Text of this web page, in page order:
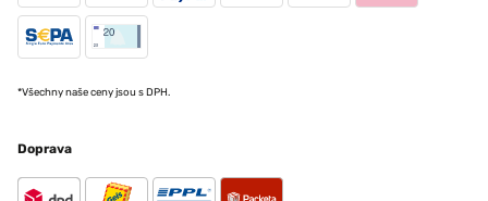
*Všechny naše ceny jsou s DPH.
Doprava